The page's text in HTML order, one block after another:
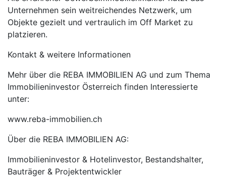
Unternehmen sein weitreichendes Netzwerk, um
Objekte gezielt und vertraulich im Off Market zu
platzieren.
Kontakt & weitere Informationen
Mehr über die REBA IMMOBILIEN AG und zum Thema
Immobilieninvestor Österreich finden Interessierte
unter:
www.reba-immobilien.ch
Über die REBA IMMOBILIEN AG:
Immobilieninvestor & Hotelinvestor, Bestandshalter,
Bauträger & Projektentwickler